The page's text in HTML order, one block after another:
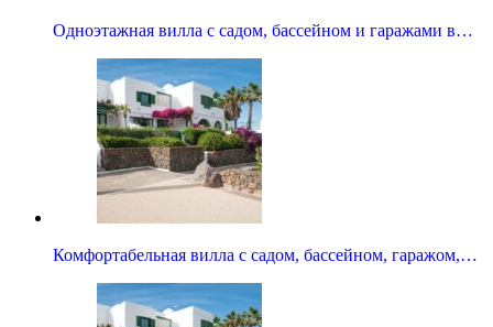
Одноэтажная вилла с садом, бассейном и гаражами в…
Комфортабельная вилла с садом, бассейном, гаражом,…